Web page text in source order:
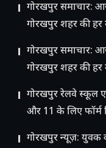
गोरखपुर समाचार:
गोरखपुर शहर की
गोरखपुर समाचार:
गोरखपुर शहर की
गोरखपुर रेलवे स्कूल
और 11 के लिए फॉर्म
गोरखपुर न्यूज़: युवक